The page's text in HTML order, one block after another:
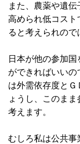
また、農薬や遺
高められ低コス
ると考えられので
日本が他の参加
ができればいい
は外需依存度と
ょうし、このま
考えます。
むしろ私は公共